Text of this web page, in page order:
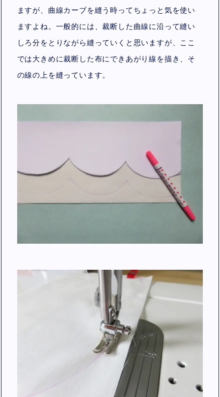
ますが、曲線カーブを縫う時ってちょっと気を使い
ますよね。一般的には、裁断した曲線に沿って縫い
しろ分をとりながら縫っていくと思いますが、ここ
では大きめに裁断した布にできあがり線を描き、そ
の線の上を縫っています。